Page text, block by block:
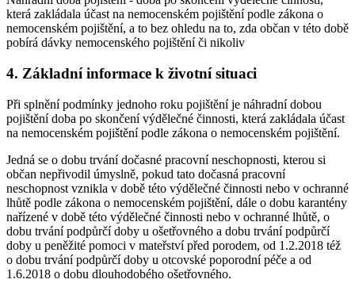
která zakládala účast na nemocenském pojištění podle zákona o
nemocenském pojištění, a to bez ohledu na to, zda občan v této době
pobírá dávky nemocenského pojištění či nikoliv
4. Základní informace k životní situaci
Při splnění podmínky jednoho roku pojištění je náhradní dobou
pojištění doba po skončení výdělečné činnosti, která zakládala účast
na nemocenském pojištění podle zákona o nemocenském pojištění.
Jedná se o dobu trvání dočasné pracovní neschopnosti, kterou si
občan nepřivodil úmyslně, pokud tato dočasná pracovní
neschopnost vznikla v době této výdělečné činnosti nebo v ochranné
lhůtě podle zákona o nemocenském pojištění, dále o dobu karantény
nařízené v době této výdělečné činnosti nebo v ochranné lhůtě, o
dobu trvání podpůrčí doby u ošetřovného a dobu trvání podpůrčí
doby u peněžité pomoci v mateřství před porodem, od 1.2.2018 též
o dobu trvání podpůrčí doby u otcovské poporodní péče a od
1.6.2018 o dobu dlouhodobého ošetřovného.